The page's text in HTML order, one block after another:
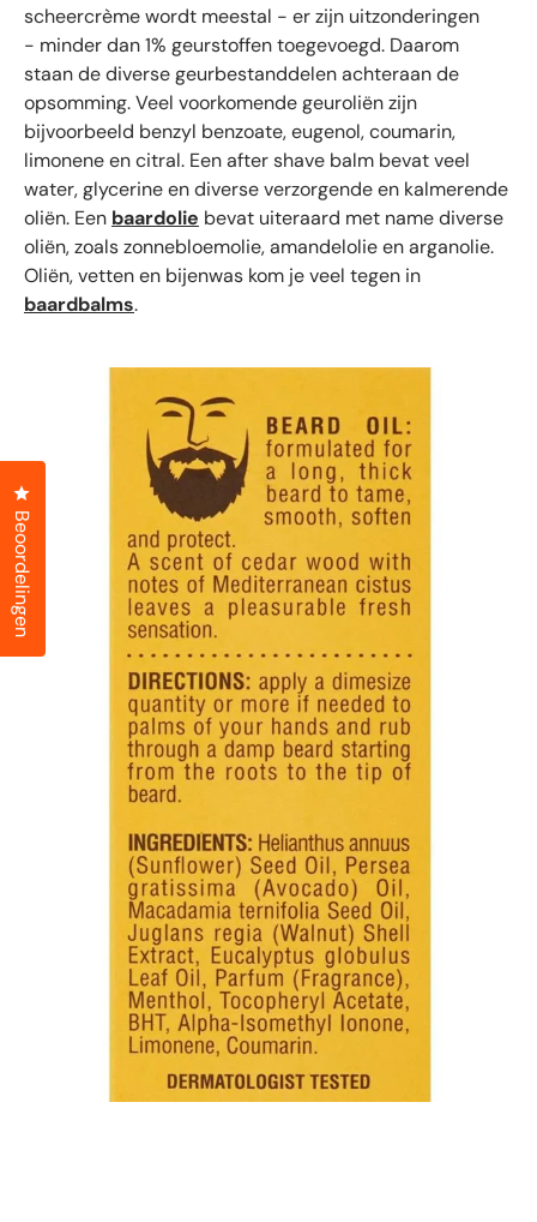
scheercrème wordt meestal - er zijn uitzonderingen
- minder dan 1% geurstoffen toegevoegd. Daarom
staan de diverse geurbestanddelen achteraan de
opsomming. Veel voorkomende geuroliën zijn
bijvoorbeeld benzyl benzoate, eugenol, coumarin,
limonene en citral. Een after shave balm bevat veel
water, glycerine en diverse verzorgende en kalmerende
oliën. Een baardolie bevat uiteraard met name diverse
oliën, zoals zonnebloemolie, amandelolie en arganolie.
Oliën, vetten en bijenwas kom je veel tegen in
baardbalms.
Beoordelingen
Klik om het dialoogvenster met beoordelingen te openen